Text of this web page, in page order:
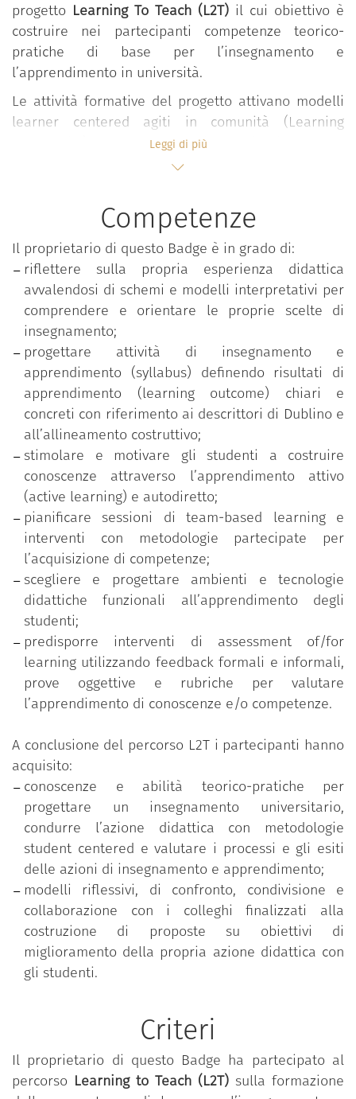
progetto Learning To Teach (L2T) il cui obiettivo è
costruire nei partecipanti competenze teorico-
pratiche di base per l’insegnamento e
l’apprendimento in università.
Le attività formative del progetto attivano modelli
learner centered agiti in comunità (Learning
Community) all’interno dei quali, in forma
interdisciplinare e partecipativa, si sviluppano
valori, approcci, esperienze e pratiche didattiche
valorizzando l’apporto attivo degli studenti.
Il percorso si snoda in ambienti flipped e si sviluppa
in forma modulare attraverso seminari, lezioni e
workshop condotti in co-teaching da docenti
esperti.
Le tematiche affrontate riguardano:
Progettazione della didattica;
Costruzione di un syllabus student centered;
Metodologie e approcci di active learning;
Team based learning;
Micro-teaching e feedback tra pari;
Tecnologie e ambienti per la didattica;
Valutazione didattica;
Assessment of/for learning;
Prove oggettive e rubriche di valutazione.
Leggi di più
Competenze
Il proprietario di questo Badge è in grado di:
riflettere sulla propria esperienza didattica
avvalendosi di schemi e modelli interpretativi per
comprendere e orientare le proprie scelte di
insegnamento;
progettare attività di insegnamento e
apprendimento (syllabus) definendo risultati di
apprendimento (learning outcome) chiari e
concreti con riferimento ai descrittori di Dublino e
all’allineamento costruttivo;
stimolare e motivare gli studenti a costruire
conoscenze attraverso l’apprendimento attivo
(active learning) e autodiretto;
pianificare sessioni di team-based learning e
interventi con metodologie partecipate per
l’acquisizione di competenze;
scegliere e progettare ambienti e tecnologie
didattiche funzionali all’apprendimento degli
studenti;
predisporre interventi di assessment of/for
learning utilizzando feedback formali e informali,
prove oggettive e rubriche per valutare
l’apprendimento di conoscenze e/o competenze.
A conclusione del percorso L2T i partecipanti hanno
acquisito:
conoscenze e abilità teorico-pratiche per
progettare un insegnamento universitario,
condurre l’azione didattica con metodologie
student centered e valutare i processi e gli esiti
delle azioni di insegnamento e apprendimento;
modelli riflessivi, di confronto, condivisione e
collaborazione con i colleghi finalizzati alla
costruzione di proposte su obiettivi di
miglioramento della propria azione didattica con
gli studenti.
Criteri
Il proprietario di questo Badge ha partecipato al
percorso Learning to Teach (L2T) sulla formazione